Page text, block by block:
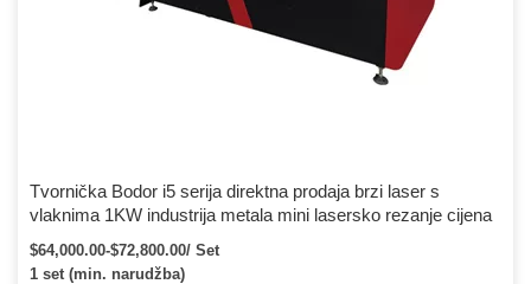
Tvornička Bodor i5 serija direktna prodaja brzi laser s
vlaknima 1KW industrija metala mini lasersko rezanje cijena
$64,000.00-$72,800.00/ Set
1 set (min. narudžba)